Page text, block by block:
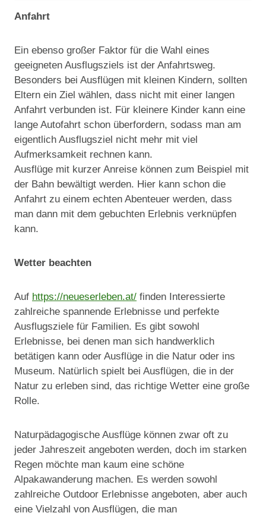
Anfahrt
Ein ebenso großer Faktor für die Wahl eines
geeigneten Ausflugsziels ist der Anfahrtsweg.
Besonders bei Ausflügen mit kleinen Kindern, sollten
Eltern ein Ziel wählen, dass nicht mit einer langen
Anfahrt verbunden ist. Für kleinere Kinder kann eine
lange Autofahrt schon überfordern, sodass man am
eigentlich Ausflugsziel nicht mehr mit viel
Aufmerksamkeit rechnen kann.
Ausflüge mit kurzer Anreise können zum Beispiel mit
der Bahn bewältigt werden. Hier kann schon die
Anfahrt zu einem echten Abenteuer werden, dass
man dann mit dem gebuchten Erlebnis verknüpfen
kann.
Wetter beachten
Auf https://neueserleben.at/ finden Interessierte
zahlreiche spannende Erlebnisse und perfekte
Ausflugsziele für Familien. Es gibt sowohl
Erlebnisse, bei denen man sich handwerklich
betätigen kann oder Ausflüge in die Natur oder ins
Museum. Natürlich spielt bei Ausflügen, die in der
Natur zu erleben sind, das richtige Wetter eine große
Rolle.
Naturpädagogische Ausflüge können zwar oft zu
jeder Jahreszeit angeboten werden, doch im starken
Regen möchte man kaum eine schöne
Alpakawanderung machen. Es werden sowohl
zahlreiche Outdoor Erlebnisse angeboten, aber auch
eine Vielzahl von Ausflügen, die man